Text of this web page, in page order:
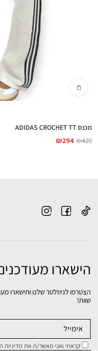
מכנס ADIDAS CROCHET TT
₪420
₪294
הישארו
הצטרפו לניוזלטר שלנו ותישארו
שוות!
קראתי ואני מאשר/ת את מדיניות